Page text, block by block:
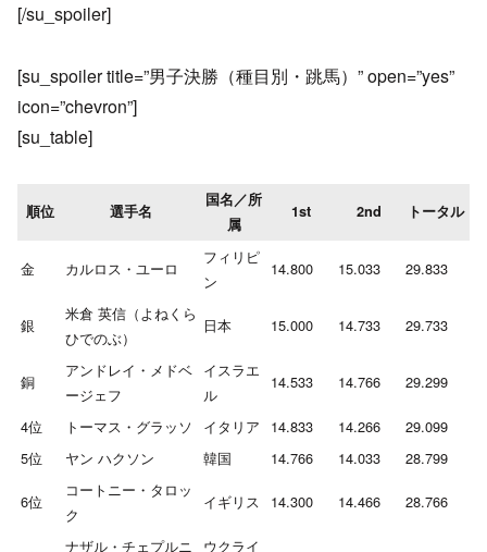
[/su_spoiler]
[su_spoiler title=”男子決勝（種目別・跳馬）” open=”yes”
icon=”chevron”]
[su_table]
順位 選手名
国名／所
属
1st 2nd トータル
金 カルロス・ユーロ
フィリピ
ン
14.800 15.033 29.833
銀
米倉 英信（よねくら
ひでのぶ）
日本 15.000 14.733 29.733
銅
アンドレイ・メドベ
ージェフ
イスラエ
ル
14.533 14.766 29.299
4位 トーマス・グラッソ イタリア 14.833 14.266
29.099
5位
ヤン ハクソン 韓国 14.766 14.033 28.799
6位
コートニー・タロッ
ク
イギリス 14.300 14.466 28.766
ナザル・チェプルニ
ウクライ